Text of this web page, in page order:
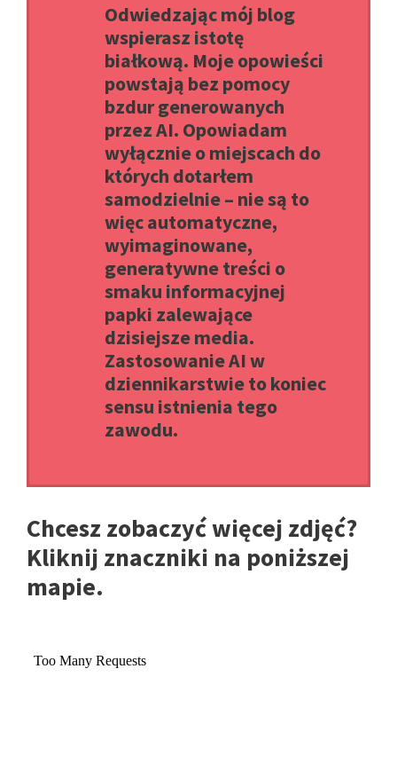
Odwiedzając mój blog
wspierasz istotę
białkową. Moje opowieści
powstają bez pomocy
bzdur generowanych
przez AI. Opowiadam
wyłącznie o miejscach do
których dotarłem
samodzielnie – nie są to
więc automatyczne,
wyimaginowane,
generatywne treści o
smaku informacyjnej
papki zalewające
dzisiejsze media.
Zastosowanie AI w
dziennikarstwie to koniec
sensu istnienia tego
zawodu.
Chcesz zobaczyć więcej zdjęć?
Kliknij znaczniki na poniższej
mapie.